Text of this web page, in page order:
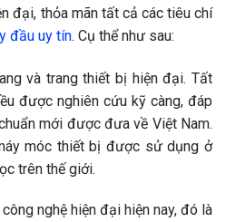
đại, thỏa mãn tất cả các tiêu chí
đầu uy tín. Cụ thể như sau:
và trang thiết bị hiện đại. Tất
được nghiên cứu kỹ càng, đáp
mới được đưa về Việt Nam.
móc thiết bị được sử dụng ở
trên thế giới.
nghệ hiện đại hiện nay, đó là